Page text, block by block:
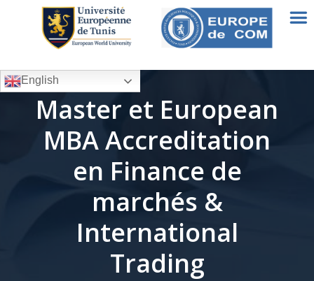
Master et European
MBA Accreditation
en Finance de
marchés &
International
Trading
English